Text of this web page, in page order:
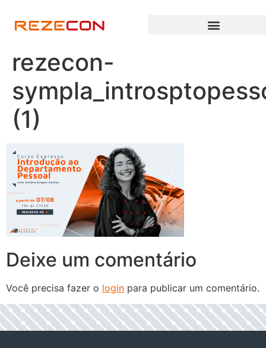
rezecon-
(1)
Deixe um comentário
Você precisa fazer o login para publicar um comentário.
h